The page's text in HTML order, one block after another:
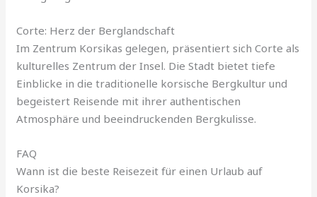
Corte: Herz der Berglandschaft
Im Zentrum Korsikas gelegen, präsentiert sich Corte als
kulturelles Zentrum der Insel. Die Stadt bietet tiefe
Einblicke in die traditionelle korsische Bergkultur und
begeistert Reisende mit ihrer authentischen
Atmosphäre und beeindruckenden Bergkulisse.
FAQ
Wann ist die beste Reisezeit für einen Urlaub auf
Korsika?